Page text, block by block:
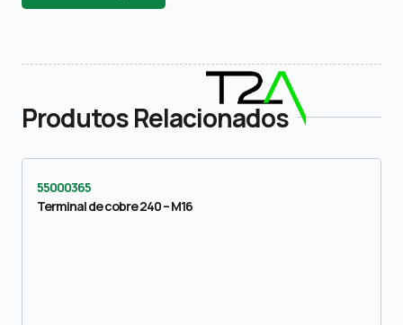
Produtos Relacionados
55000365
Terminal de cobre 240 – M16